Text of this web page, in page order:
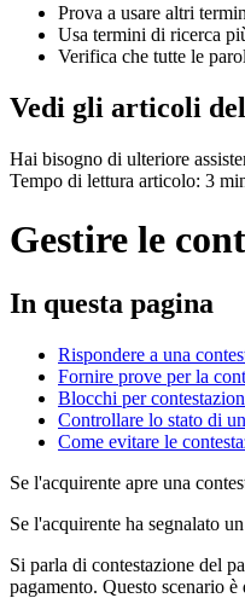
Prova a usare altri
Usa termini di ricerca
Verifica che tutte le
Vedi gli articoli
Hai bisogno di ulteriore
Tempo di lettura articolo: 3
Gestire le
In questa pagina
Rispondere a una
Fornire prove per la
Blocchi per
Controllare lo stato di
Come evitare le
Se l'acquirente apre una
Se l'acquirente ha segnalato
Si parla di contestazione del
pagamento. Questo scenario